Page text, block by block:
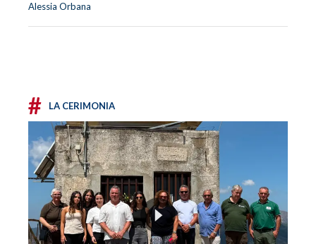
Alessia Orbana
# LA CERIMONIA